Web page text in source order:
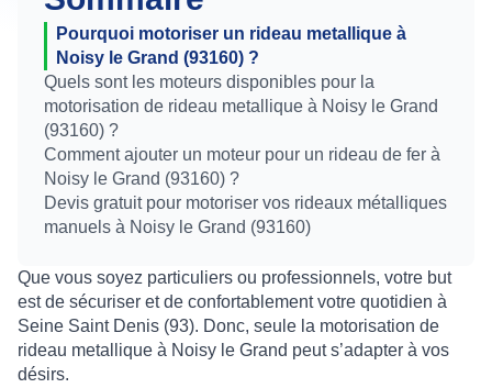
Pourquoi motoriser un rideau metallique à
Noisy le Grand (93160) ?
Quels sont les moteurs disponibles pour la
motorisation de rideau metallique à Noisy le Grand
(93160) ?
Comment ajouter un moteur pour un rideau de fer à
Noisy le Grand (93160) ?
Devis gratuit pour motoriser vos rideaux métalliques
manuels à Noisy le Grand (93160)
Que vous soyez particuliers ou professionnels, votre but
est de sécuriser et de confortablementvotre quotidien à
Seine Saint Denis (93). Donc, seule la motorisation de
rideau metallique à Noisy le Grand peut s’adapter à vos
désirs.